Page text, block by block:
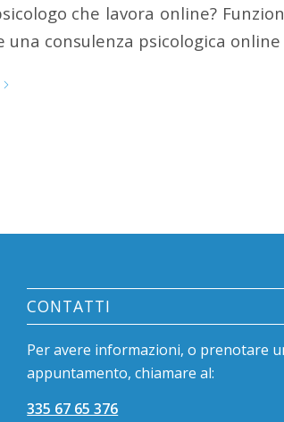
che lavora online?
consulenza psicologica online
CONTATTI
Per avere informazioni, o prenotare
appuntamento, chiamare al:
335 67 65 376